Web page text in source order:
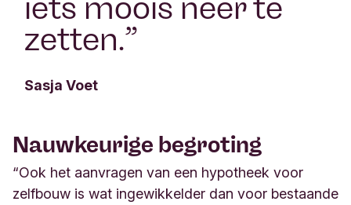
iets moois neer te
zetten.”
Sasja Voet
Nauwkeurige begroting
“Ook het aanvragen van een hypotheek voor
zelfbouw is wat ingewikkelder dan voor bestaande